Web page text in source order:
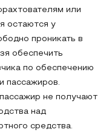
или
остаются у
проникать в
обеспечить
по обеспечению
пассажиров.
не получают
над
средства.